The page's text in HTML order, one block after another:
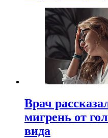
Врач
мигрень от
вида